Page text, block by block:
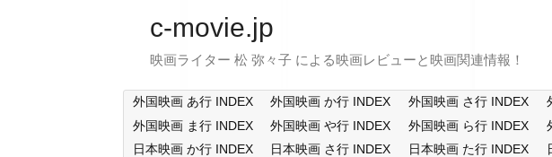
c-movie.jp
映画ライター 松 弥々子 による映画レビューと映画関連情報！
外国映画 あ行 INDEX 外国映画 か行 INDEX 外国映画 さ行 INDEX
外国映画 ま行 INDEX
外国映画 や行 INDEX 外国映画 ら行 INDEX
日本映画 か行 INDEX
日本映画 さ行 INDEX 日本映画 た行 INDEX